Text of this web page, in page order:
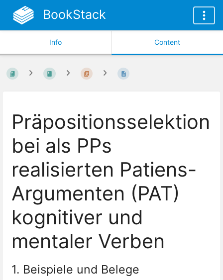
BookStack
Info Content
Präpositionsselektion
bei als PPs
realisierten Patiens-
Argumenten (PAT)
kognitiver und
mentaler Verben
1. Beispiele und Belege